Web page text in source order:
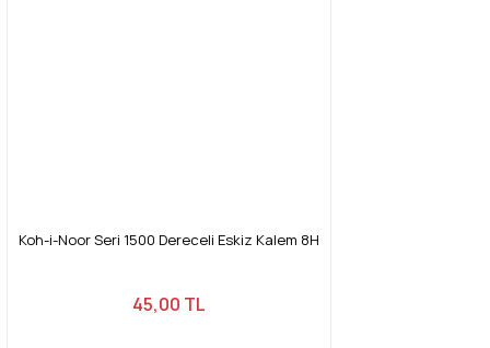
Koh-i-Noor Seri 1500 Dereceli Eskiz Kalem 8H
45,00 TL